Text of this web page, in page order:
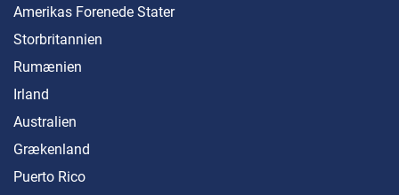
Amerikas Forenede Stater
Storbritannien
Rumænien
Irland
Australien
Grækenland
Puerto Rico